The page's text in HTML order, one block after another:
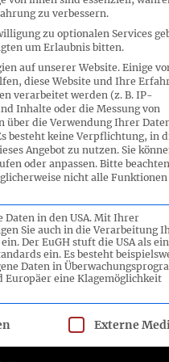
–
44_HGB-
zu verbessern.
zu optionalen Services
um Erlaubnis bitten.
auf unserer Website. Einige
diese Website und Ihre
verarbeitet werden (z. B. IP-
Inhalte oder die Messung von
über die Verwendung Ihrer
besteht keine Verpflichtung, in
Angebot zu nutzen. Sie
oder anpassen. Bitte
nicht alle
Daten in den USA. Mit Ihrer
Sie auch in die Verarbeitung
Der EuGH stuft die USA als
ein. Es besteht
Daten in
eine Klagemöglichkeit
die eine Einwilligung
Externe